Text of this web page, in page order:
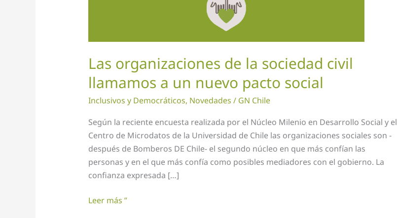
Las organizaciones de la sociedad civil
llamamos a un nuevo pacto social
Inclusivos y Democráticos, Novedades / GN Chile
Según la reciente encuesta realizada por el Núcleo Milenio en Desarrollo Social y el
Centro de Microdatos de la Universidad de Chile las organizaciones sociales son -
después de Bomberos DE Chile- el segundo núcleo en que más confían las
personas y en el que más confía como posibles mediadores con el gobierno. La
confianza expresada […]
Leer más ”